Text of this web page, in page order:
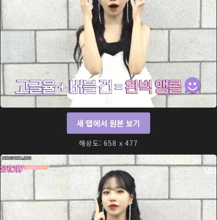
새 탭에서 원본 보기
해상도: 658 x 477